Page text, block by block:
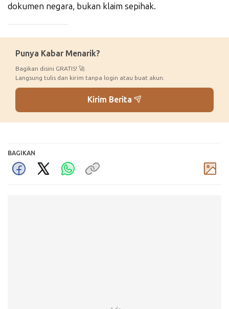
dokumen negara, bukan klaim sepihak.
Punya Kabar Menarik?
Bagikan disini GRATIS! 🚀
Langsung tulis dan kirim tanpa login atau buat akun.
Kirim Berita
BAGIKAN